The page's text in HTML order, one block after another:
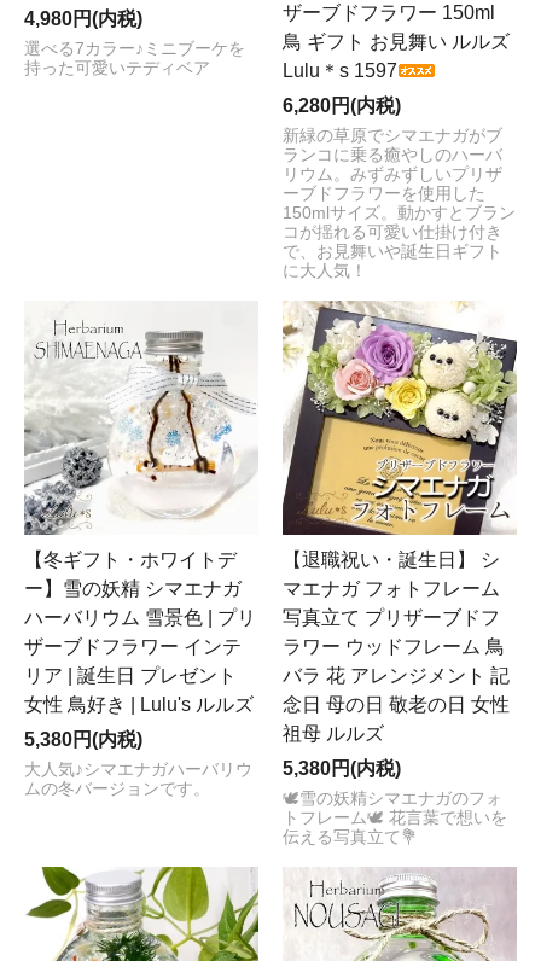
4,980円(内税)
選べる7カラー♪ミニブーケを
持った可愛いテディベア
ザーブドフラワー 150ml
鳥 ギフト お見舞い ルルズ
Lulu＊s 1597
6,280円(内税)
新緑の草原でシマエナガがブ
ランコに乗る癒やしのハーバ
リウム。みずみずしいプリザ
ーブドフラワーを使用した
150mlサイズ。動かすとブラン
コが揺れる可愛い仕掛け付き
で、お見舞いや誕生日ギフト
に大人気！
【冬ギフト・ホワイトデ
ー】雪の妖精 シマエナガ
ハーバリウム 雪景色 | プリ
ザーブドフラワー インテ
リア | 誕生日 プレゼント
女性 鳥好き | Lulu's ルルズ
5,380円(内税)
大人気♪シマエナガハーバリウ
ムの冬バージョンです。
【退職祝い・誕生日】 シ
マエナガ フォトフレーム
写真立て プリザーブドフ
ラワー ウッドフレーム 鳥
バラ 花 アレンジメント 記
念日 母の日 敬老の日 女性
祖母 ルルズ
5,380円(内税)
🕊️雪の妖精シマエナガのフォ
トフレーム🕊️ 花言葉で想いを
伝える写真立て💐